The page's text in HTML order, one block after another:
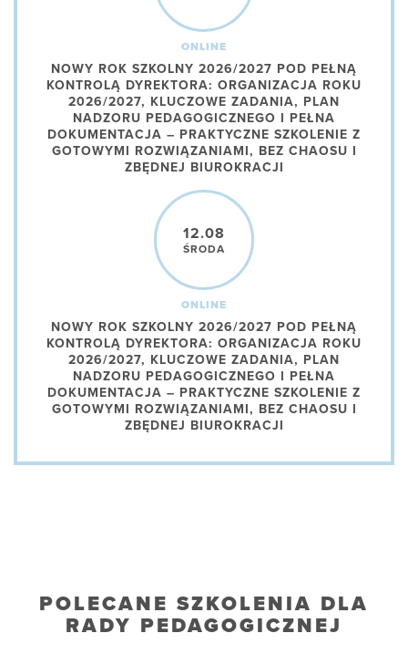
ONLINE
NOWY ROK SZKOLNY 2026/2027 POD PEŁNĄ
KONTROLĄ DYREKTORA: ORGANIZACJA ROKU
2026/2027, KLUCZOWE ZADANIA, PLAN
NADZORU PEDAGOGICZNEGO I PEŁNA
DOKUMENTACJA – PRAKTYCZNE SZKOLENIE Z
GOTOWYMI ROZWIĄZANIAMI, BEZ CHAOSU I
ZBĘDNEJ BIUROKRACJI
12.08
ŚRODA
ONLINE
NOWY ROK SZKOLNY 2026/2027 POD PEŁNĄ
KONTROLĄ DYREKTORA: ORGANIZACJA ROKU
2026/2027, KLUCZOWE ZADANIA, PLAN
NADZORU PEDAGOGICZNEGO I PEŁNA
DOKUMENTACJA – PRAKTYCZNE SZKOLENIE Z
GOTOWYMI ROZWIĄZANIAMI, BEZ CHAOSU I
ZBĘDNEJ BIUROKRACJI
POLECANE SZKOLENIA DLA
RADY PEDAGOGICZNEJ